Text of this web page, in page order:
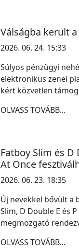
Válságba került
2026. 06. 24. 15:33
Súlyos pénzügyi
elektronikus zenei
kért közvetlen
OLVASS TOVÁBB...
Fatboy Slim és
At Once
2026. 06. 23. 18:35
Új nevekkel bővült a
Slim, D Double E és
megmozgató
OLVASS TOVÁBB...